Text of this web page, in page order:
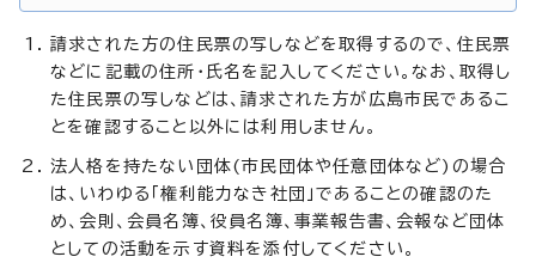
請求された方の住民票の写しなどを取得するので、住民票
などに記載の住所・氏名を記入してください。なお、取得し
た住民票の写しなどは、請求された方が広島市民であるこ
とを確認すること以外には利用しません。
法人格を持たない団体(市民団体や任意団体など)の場合
は、いわゆる「権利能力なき社団」であることの確認のた
め、会則、会員名簿、役員名簿、事業報告書、会報など団体
としての活動を示す資料を添付してください。